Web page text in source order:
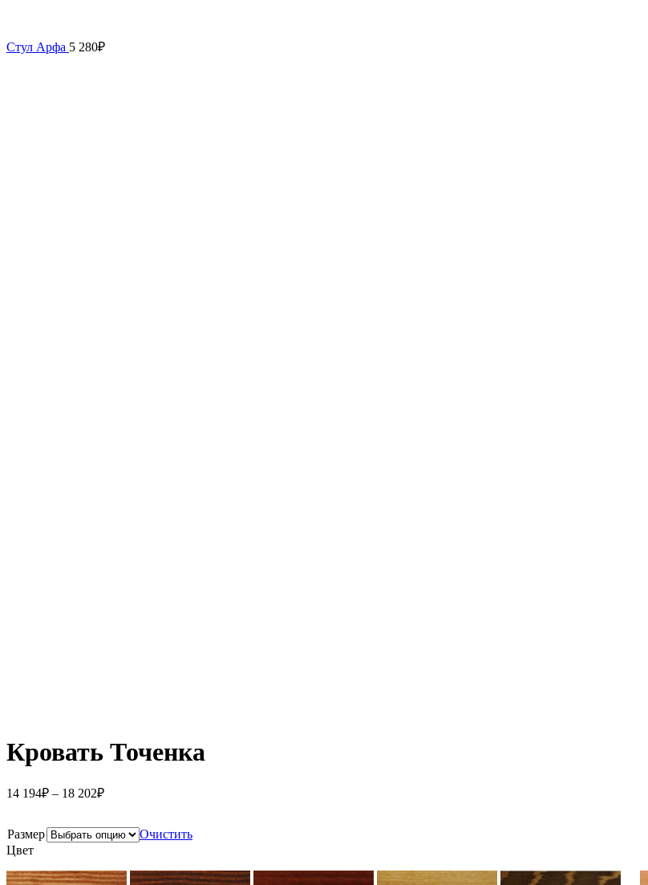
Стул Арфа 5 280₽
Кровать Точенка
14 194₽ – 18 202₽
Размер
Очистить
Цвет